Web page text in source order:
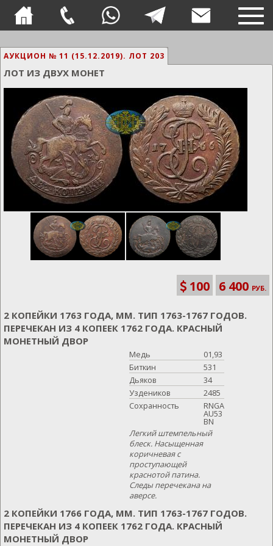
АУКЦИОН № 11 (15.12.2019). ЛОТ 203
ЛОТ ИЗ ДВУХ МОНЕТ
100 6 400 РУБ.
2 КОПЕЙКИ 1763 ГОДА, ММ. ТИП 1763-1767 ГОДОВ.
ПЕРЕЧЕКАН ИЗ 4 КОПЕЕК 1762 ГОДА. КРАСНЫЙ
МОНЕТНЫЙ ДВОР
Медь
01,93
Биткин
531
Дьяков
34
Уздеников
2485
Сохранность
RNGA
AU53
BN
Легкий штемпельный
блеск. Насыщенная
коричневая с
проступающей
краснотой патина.
Следы перечекана на
аверсе.
2 КОПЕЙКИ 1766 ГОДА, ММ. ТИП 1763-1767 ГОДОВ.
ПЕРЕЧЕКАН ИЗ 4 КОПЕЕК 1762 ГОДА. КРАСНЫЙ
МОНЕТНЫЙ ДВОР